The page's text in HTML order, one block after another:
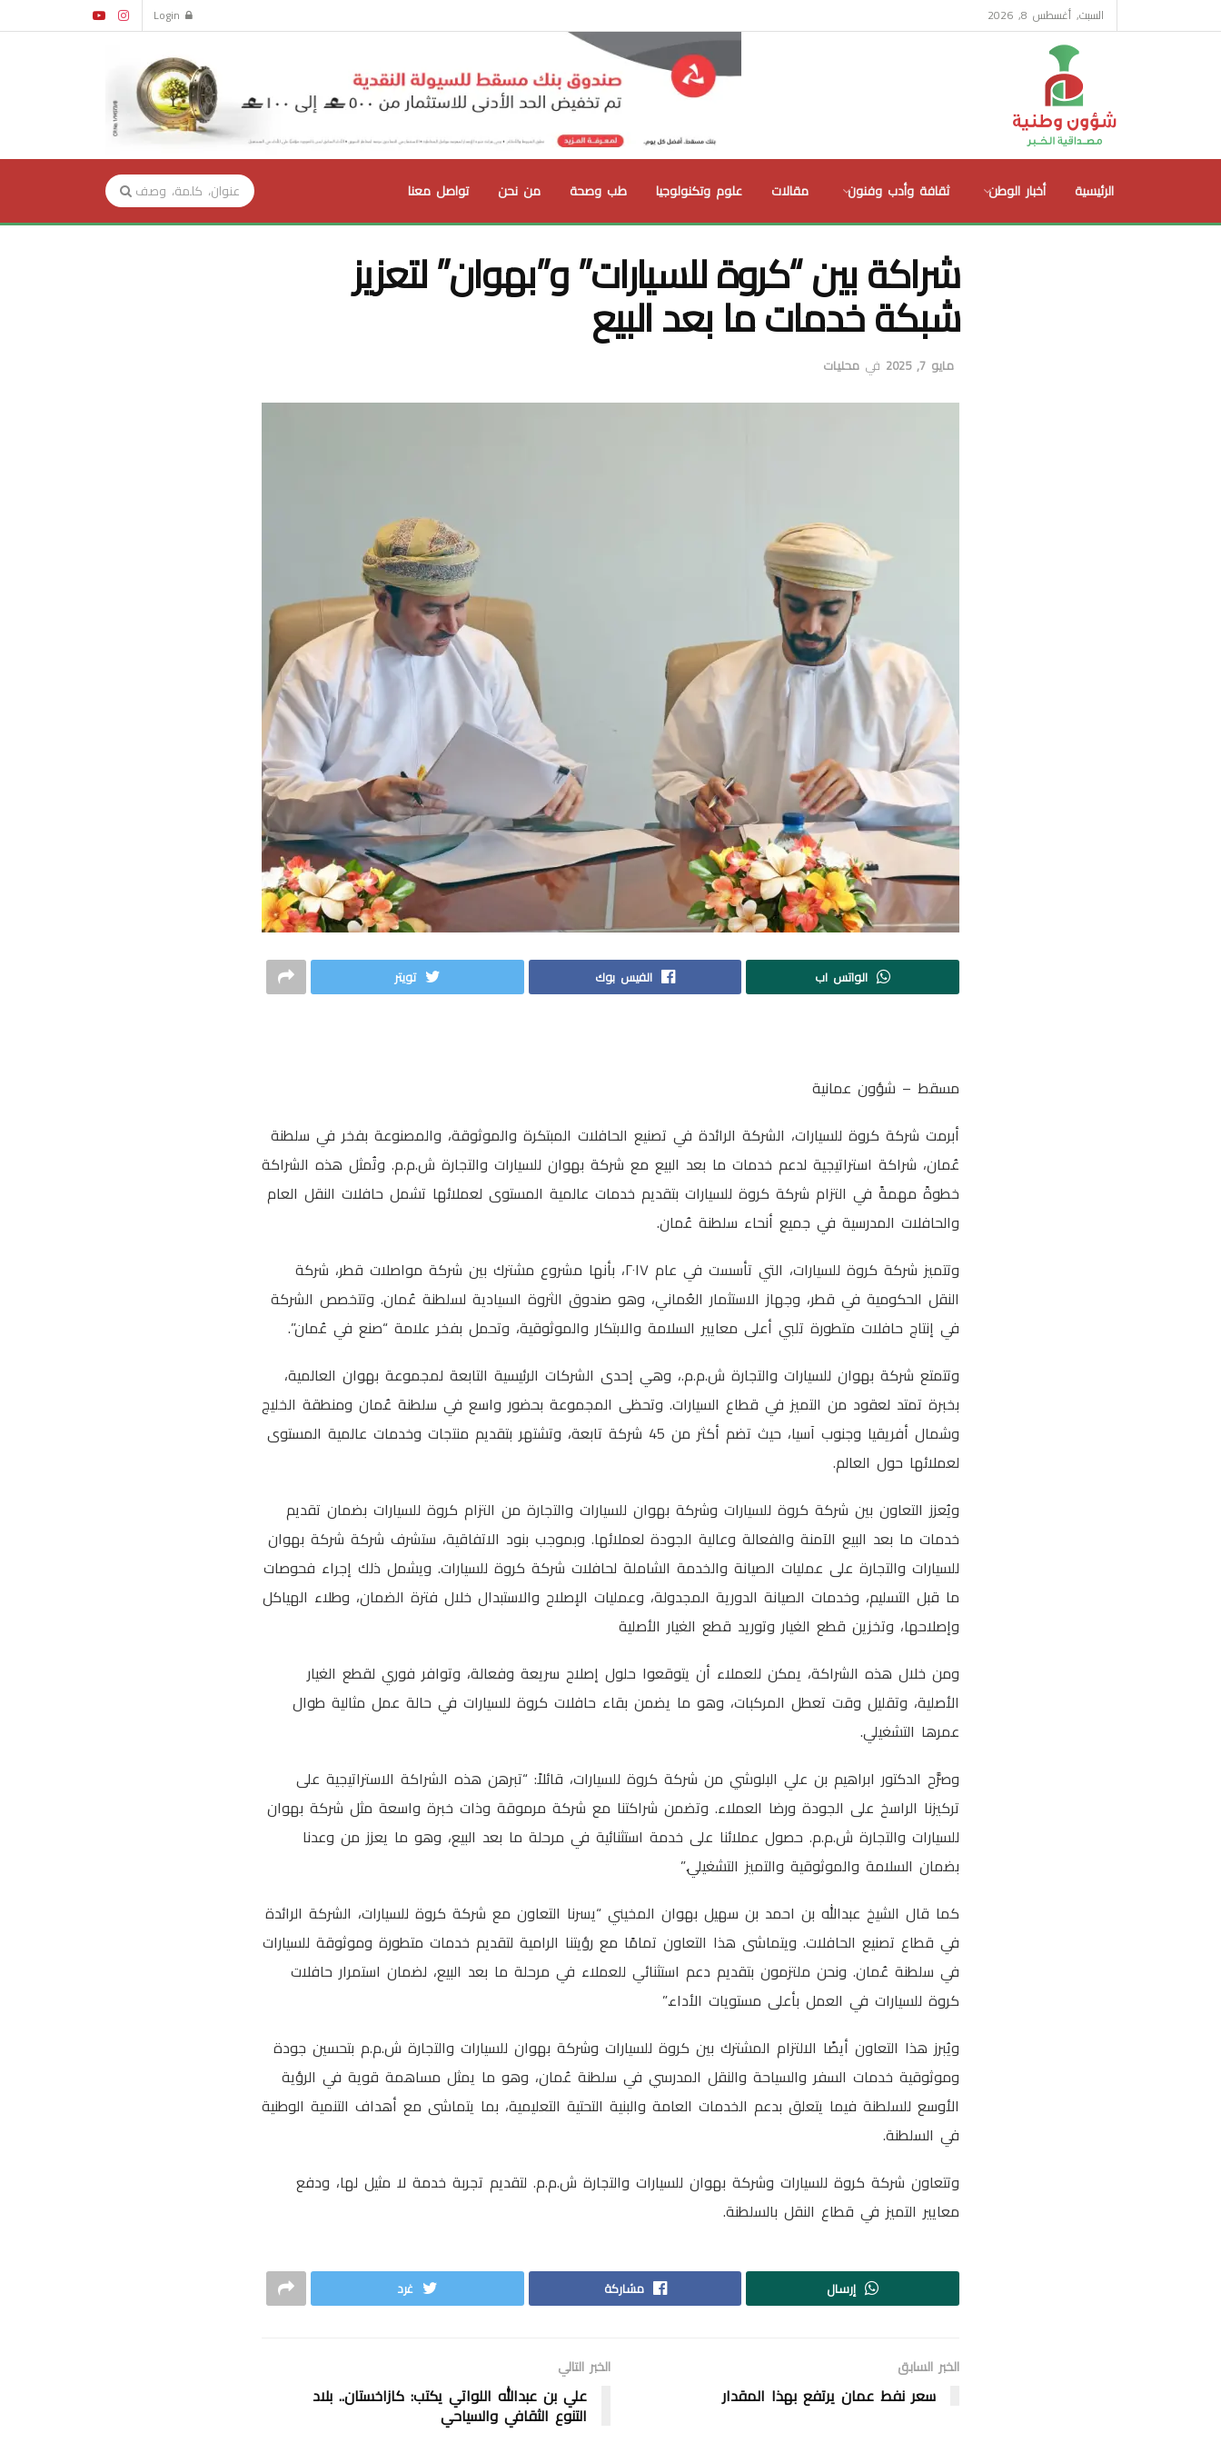
السبت, أغسطس 8, 2026
الرئيسية أخبار الوطن ثقافة وأدب وفنون مقالات علوم وتكنولوجيا طب وصحة من نحن تواصل معنا
شراكة بين “كروة للسيارات” و”بهوان” لتعزيز
شبكة خدمات ما بعد البيع
مايو 7, 2025 في محليات
الواتس اب الفيس بوك تويتر
مسقط – شؤون عمانية
أبرمت شركة كروة للسيارات، الشركة الرائدة في تصنيع الحافلات المبتكرة والموثوقة، والمصنوعة بفخر في سلطنة
عُمان، شراكة استراتيجية لدعم خدمات ما بعد البيع مع شركة بهوان للسيارات والتجارة ش.م.م. وتُمثل هذه الشراكة
خطوةً مهمةً في التزام شركة كروة للسيارات بتقديم خدمات عالمية المستوى لعملائها تشمل حافلات النقل العام
والحافلات المدرسية في جميع أنحاء سلطنة عُمان.
وتتميز شركة كروة للسيارات، التي تأسست في عام ٢٠١٧، بأنها مشروع مشترك بين شركة مواصلات قطر، شركة
النقل الحكومية في قطر، وجهاز الاستثمار العُماني، وهو صندوق الثروة السيادية لسلطنة عُمان. وتتخصص الشركة
في إنتاج حافلات متطورة تلبي أعلى معايير السلامة والابتكار والموثوقية، وتحمل بفخر علامة “صنع في عُمان”.
وتتمتع شركة بهوان للسيارات والتجارة ش.م.م.، وهي إحدى الشركات الرئيسية التابعة لمجموعة بهوان العالمية،
بخبرة تمتد لعقود من التميز في قطاع السيارات. وتحظى المجموعة بحضور واسع في سلطنة عُمان ومنطقة الخليج
وشمال أفريقيا وجنوب آسيا، حيث تضم أكثر من 45 شركة تابعة، وتشتهر بتقديم منتجات وخدمات عالمية المستوى
لعملائها حول العالم.
ويُعزز التعاون بين شركة كروة للسيارات وشركة بهوان للسيارات والتجارة من التزام كروة للسيارات بضمان تقديم
خدمات ما بعد البيع الآمنة والفعالة وعالية الجودة لعملائها. وبموجب بنود الاتفاقية، ستشرف شركة شركة بهوان
للسيارات والتجارة على عمليات الصيانة والخدمة الشاملة لحافلات شركة كروة للسيارات. ويشمل ذلك إجراء فحوصات
ما قبل التسليم، وخدمات الصيانة الدورية المجدولة، وعمليات الإصلاح والاستبدال خلال فترة الضمان، وطلاء الهياكل
وإصلاحها، وتخزين قطع الغيار وتوريد قطع الغيار الأصلية
ومن خلال هذه الشراكة، يمكن للعملاء أن يتوقعوا حلول إصلاح سريعة وفعالة، وتوافر فوري لقطع الغيار
الأصلية، وتقليل وقت تعطل المركبات، وهو ما يضمن بقاء حافلات كروة للسيارات في حالة عمل مثالية طوال
عمرها التشغيلي.
وصرَّح الدكتور ابراهيم بن علي البلوشي من شركة كروة للسيارات، قائلاً: “تبرهن هذه الشراكة الاستراتيجية على
تركيزنا الراسخ على الجودة ورضا العملاء. وتضمن شراكتنا مع شركة مرموقة وذات خبرة واسعة مثل شركة بهوان
للسيارات والتجارة ش.م.م. حصول عملائنا على خدمة استثنائية في مرحلة ما بعد البيع، وهو ما يعزز من وعدنا
بضمان السلامة والموثوقية والتميز التشغيلي.”
كما قال الشيخ عبدالله بن احمد بن سهيل بهوان المخيني “يسرنا التعاون مع شركة كروة للسيارات، الشركة الرائدة
في قطاع تصنيع الحافلات. ويتماشى هذا التعاون تمامًا مع رؤيتنا الرامية لتقديم خدمات متطورة وموثوقة للسيارات
في سلطنة عُمان. ونحن ملتزمون بتقديم دعم استثنائي للعملاء في مرحلة ما بعد البيع، لضمان استمرار حافلات
كروة للسيارات في العمل بأعلى مستويات الأداء.”
ويُبرز هذا التعاون أيضًا الالتزام المشترك بين كروة للسيارات وشركة بهوان للسيارات والتجارة ش.م.م بتحسين جودة
وموثوقية خدمات السفر والسياحة والنقل المدرسي في سلطنة عُمان، وهو ما يمثل مساهمة قوية في الرؤية
الأوسع للسلطنة فيما يتعلق بدعم الخدمات العامة والبنية التحتية التعليمية، بما يتماشى مع أهداف التنمية الوطنية
في السلطنة.
وتتعاون شركة كروة للسيارات وشركة بهوان للسيارات والتجارة ش.م.م. لتقديم تجربة خدمة لا مثيل لها، ودفع
معايير التميز في قطاع النقل بالسلطنة.
إرسال مشاركة غرد
الخبر السابق
سعر نفط عمان يرتفع بهذا المقدار
الخبر التالي
علي بن عبدالله اللواتي يكتب: كازاخستان.. بلاد
التنوع الثقافي والسياحي